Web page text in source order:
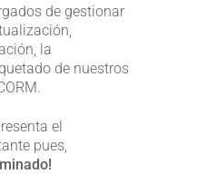
de gestionar
la
de nuestros
el
pues,